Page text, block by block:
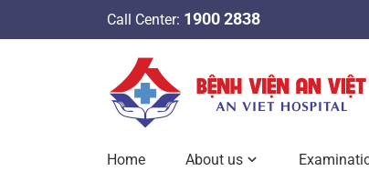
Call Center: 1900 2838
Home About us